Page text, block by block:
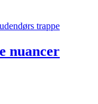
nuancer